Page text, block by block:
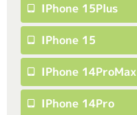
IPhone 15Plus
IPhone 15
IPhone 14ProMax
IPhone 14Pro